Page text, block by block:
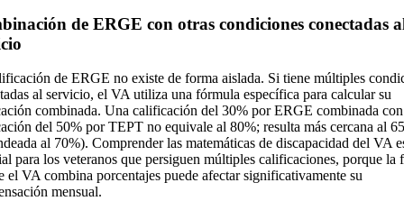
de ERGE con otras condiciones conectadas
de ERGE no existe de forma aislada. Si tiene múltiples
al servicio, el VA utiliza una fórmula específica para calcular su
combinada. Una calificación del 30% por ERGE combinada
del 50% por TEPT no equivale al 80%; resulta más cercana al
al 70%). Comprender las matemáticas de discapacidad del VA
para los veteranos que persiguen múltiples calificaciones, porque la
el VA combina porcentajes puede afectar significativamente su
mensual.